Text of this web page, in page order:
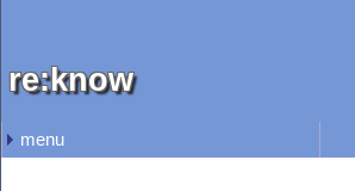
re:know
menu